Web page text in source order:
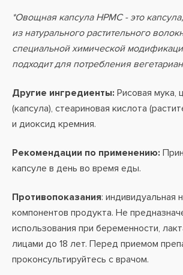
*Овощная капсула HPMC - это
из натурального растительного
специальной химической
подходит для потребления
Другие ингредиенты: Рисовая мука,
(капсула), стеариновая кислота
и диоксид кремния.
Рекомендации по применению:
капсуле в день во время еды.
Противопоказания: индивидуальная
компонентов продукта. Не
использования при беременности,
лицами до 18 лет. Перед приемом
проконсультируйтесь с врачом.